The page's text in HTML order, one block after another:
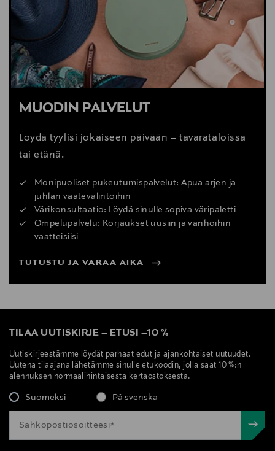
MUODIN PALVELUT
Löydä tyylisi jokaiseen päivään – tavarataloissa
tai etänä.
Monipuoliset pukeutumispalvelut: Apua arjen ja
juhlan vaatevalintoihin
Värikonsultaatio: Löydä sinulle sopiva väripaletti
Ompelupalvelu: Korjaukset uusiin ja vanhoihin
vaatteisiisi
TUTUSTU JA VARAA AIKA
TILAA UUTISKIRJE – ETUSI –10 %
Uutiskirjeestämme löydät parhaat edut ja ajankohtaiset uutuudet.
Uutena tilaajana lähetämme sinulle etukoodin, jolla saat 10 %:n
alennuksen normaalihintaisesta kertaostoksesta.
Suomeksi På svenska